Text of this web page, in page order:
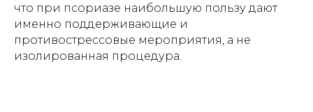
что при псориазе наибольшую пользу дают
именно поддерживающие и
противострессовые мероприятия, а не
изолированная процедура.